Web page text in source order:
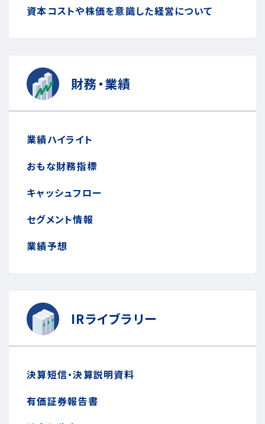
資本コストや株価を意識した経営について
財務・業績
業績ハイライト
おもな財務指標
キャッシュフロー
セグメント情報
業績予想
IRライブラリー
決算短信・決算説明資料
有価証券報告書